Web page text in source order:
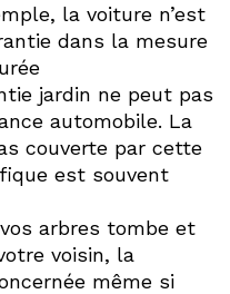
la voiture n’est
dans la mesure
jardin ne peut pas
automobile. La
couverte par cette
est souvent
arbres tombe et
voisin, la
même si